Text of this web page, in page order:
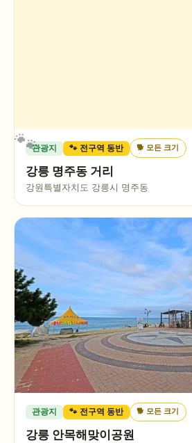
관광지 🐾 전구역 동반 🐕 모든 크기
강릉 명주동 거리
강원특별자치도 강릉시 명주동
관광지 🐾 전구역 동반 🐕모든 크기
강릉 안목해맞이공원